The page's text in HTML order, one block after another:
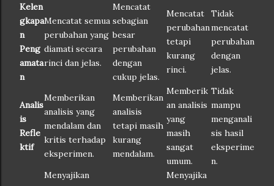
Kelen
gkapa
n
Peng
amata
n
Mencatat semua
perubahan yang
diamati secara
rinci dan jelas.
Mencatat
sebagian
besar
perubahan
dengan
cukup jelas.
Mencatat
perubahan
tetapi
kurang
rinci.
Tidak
mencatat
perubahan
dengan
jelas.
Analis
is
Refle
ktif
Memberikan
analisis yang
mendalam dan
kritis terhadap
eksperimen.
Memberikan
analisis
tetapi masih
kurang
mendalam.
Memberik
an analisis
yang
masih
sangat
umum.
Tidak
mampu
menganali
sis hasil
eksperime
n.
Menyajikan
Menyajika